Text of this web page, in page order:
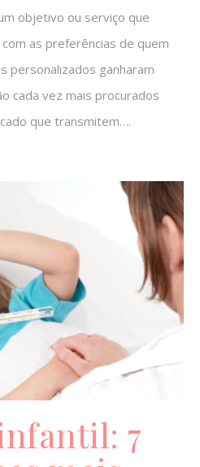
objetivo ou serviço que
as preferências de quem
personalizados ganharam
cada vez mais procurados
que transmitem….
7